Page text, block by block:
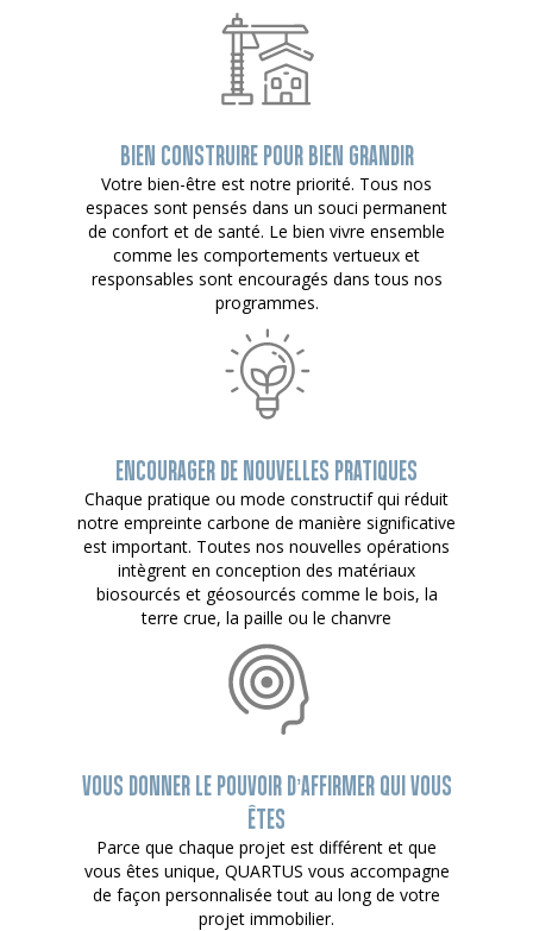
BIEN CONSTRUIRE POUR BIEN GRANDIR
Votre bien-être est notre priorité. Tous nos
espaces sont pensés dans un souci permanent
de confort et de santé. Le bien vivre ensemble
comme les comportements vertueux et
responsables sont encouragés dans tous nos
programmes.
ENCOURAGER DE NOUVELLES PRATIQUES
Chaque pratique ou mode constructif qui réduit
notre empreinte carbone de manière significative
est important. Toutes nos nouvelles opérations
intègrent en conception des matériaux
biosourcés et géosourcés comme le bois, la
terre crue, la paille ou le chanvre
VOUS DONNER LE POUVOIR D’AFFIRMER QUI VOUS
ÊTES
Parce que chaque projet est différent et que
vous êtes unique, QUARTUS vous accompagne
de façon personnalisée tout au long de votre
projet immobilier.